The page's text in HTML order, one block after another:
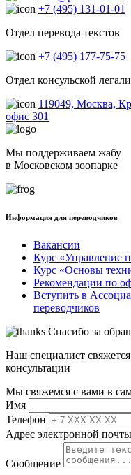
+7 (495) 131-01-01
Отдел перевода текстов
+7 (495) 177-75-75
Отдел консульской
119049, Москва,
офис 301
Мы поддерживаем жабу
в Московском зоопарке
Информация для переводчиков
Вакансии
Курс «Управление
Курс «Основы
Рекомендации по
Вступить в
переводчиков
Спасибо за
Наш специалист
консультации
Мы свяжемся с вами в
Имя
Телефон
Адрес электронной почты
Сообщение